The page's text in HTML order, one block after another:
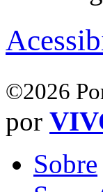
©2026
por
Sobre